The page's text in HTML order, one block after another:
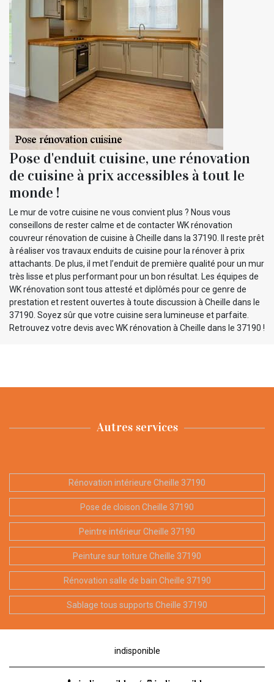
Pose d'enduit cuisine, une rénovation
de cuisine à prix accessibles à tout le
monde !
Le mur de votre cuisine ne vous convient plus ? Nous vous
conseillons de rester calme et de contacter WK rénovation
couvreur rénovation de cuisine à Cheille dans la 37190. Il reste prêt
à réaliser vos travaux enduits de cuisine pour la rénover à prix
attachants. De plus, il met l’enduit de première qualité pour un mur
très lisse et plus performant pour un bon résultat. Les équipes de
WK rénovation sont tous attesté et diplômés pour ce genre de
prestation et restent ouvertes à toute discussion à Cheille dans le
37190. Soyez sûr que votre cuisine sera lumineuse et parfaite.
Retrouvez votre devis avec WK rénovation à Cheille dans le 37190 !
Autres services
Rénovation intérieure Cheille 37190
Pose de cloison Cheille 37190
Peintre intérieur Cheille 37190
Peinture sur toiture Cheille 37190
Rénovation salle de bain Cheille 37190
Sablage tous supports Cheille 37190
indisponible